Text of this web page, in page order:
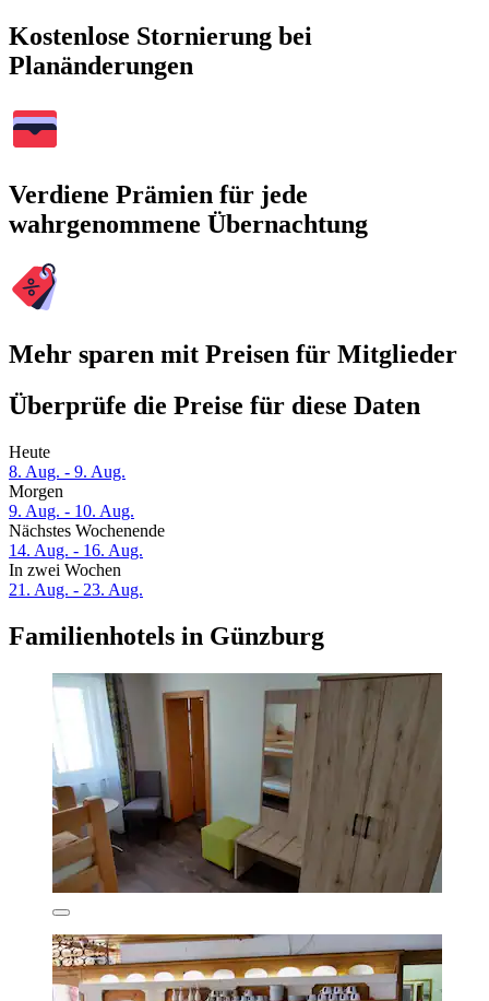
Kostenlose Stornierung bei
Planänderungen
Verdiene Prämien für jede
wahrgenommene Übernachtung
Mehr sparen mit Preisen für Mitglieder
Überprüfe die Preise für diese Daten
Heute
8. Aug. - 9. Aug.
Morgen
9. Aug. - 10. Aug.
Nächstes Wochenende
14. Aug. - 16. Aug.
In zwei Wochen
21. Aug. - 23. Aug.
Familienhotels in Günzburg